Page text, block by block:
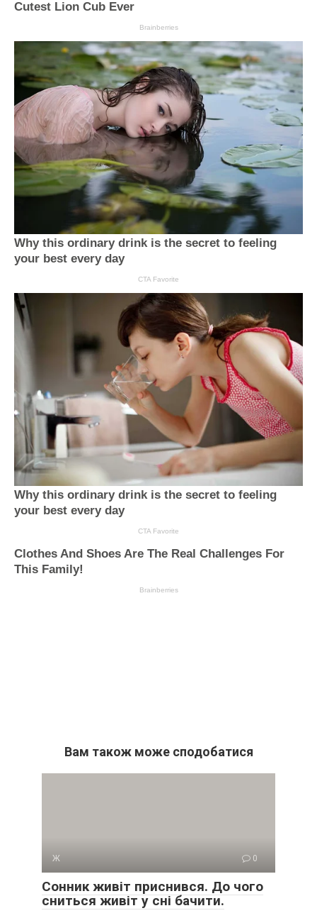
Вам також може сподобатися
Ж 0
Сонник живіт приснився. До чого
сниться живіт у сні бачити.